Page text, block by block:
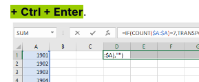
+ Ctrl + Enter.